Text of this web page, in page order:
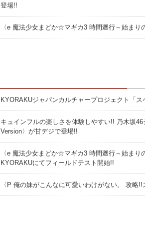
登場!!
〈e 魔法少女まどか☆マギカ3 時間遡行～始ま
KYORAKUジャパンカルチャープロジェクト「
キュインフルの楽しさを体験しやすい!! 乃木坂
Version〉が甘デジで登場!!
〈e 魔法少女まどか☆マギカ3 時間遡行～始ま
KYORAKUにてフィールドテスト開始!!
〈P 俺の妹がこんなに可愛いわけがない。 攻略